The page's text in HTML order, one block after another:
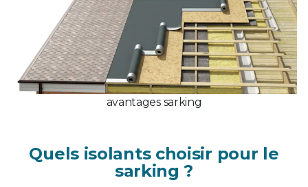
avantages sarking
Quels isolants choisir pour le
sarking ?